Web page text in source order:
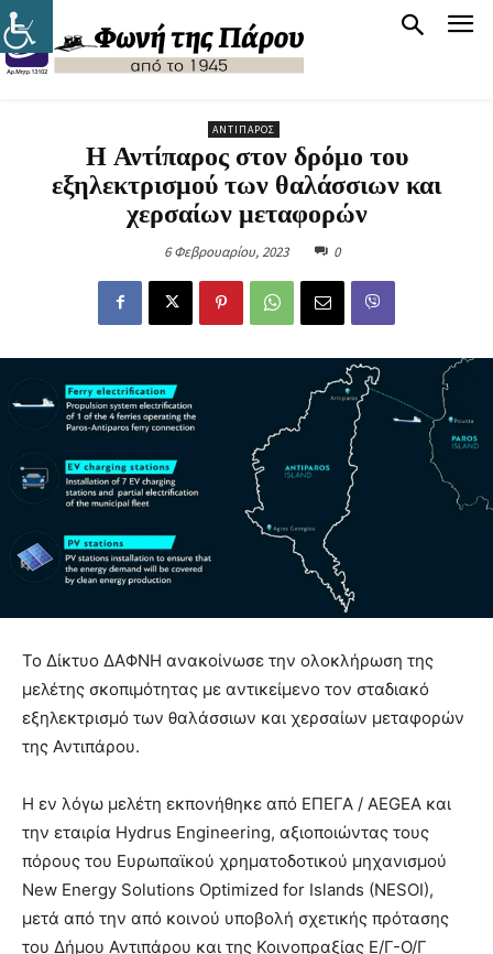
ΑΝΤΊΠΑΡΟΣ
Η Αντίπαρος στον δρόμο του
εξηλεκτρισμού των θαλάσσιων και
χερσαίων μεταφορών
6 Φεβρουαρίου, 2023 0
Το Δίκτυο ΔΑΦΝΗ ανακοίνωσε την ολοκλήρωση της
μελέτης σκοπιμότητας με αντικείμενο τον σταδιακό
εξηλεκτρισμό των θαλάσσιων και χερσαίων μεταφορών
της Αντιπάρου.
Η εν λόγω μελέτη εκπονήθηκε από ΕΠΕΓΑ / AEGEA και
την εταιρία Hydrus Engineering, αξιοποιώντας τους
πόρους του Ευρωπαϊκού χρηματοδοτικού μηχανισμού
New Energy Solutions Optimized for Islands (NESOI),
μετά από την από κοινού υποβολή σχετικής πρότασης
του Δήμου Αντιπάρου και της Κοινοπραξίας Ε/Γ-Ο/Γ